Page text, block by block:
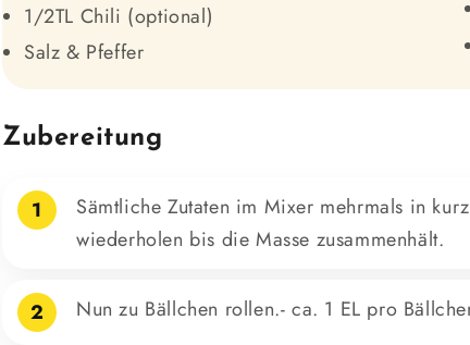
1/2TL Chili (optional)
Salz & Pfeffer
Zubereitung
1
Sämtliche Zutaten im Mixer mehrmals in
wiederholen bis die Masse zusammenhält.
2 Nun zu Bällchen rollen.- ca. 1 EL pro